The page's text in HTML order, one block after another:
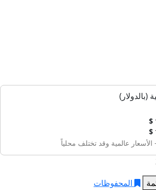
(بالدولار)
عالمية وقد تختلف محلياً
المحفوظات